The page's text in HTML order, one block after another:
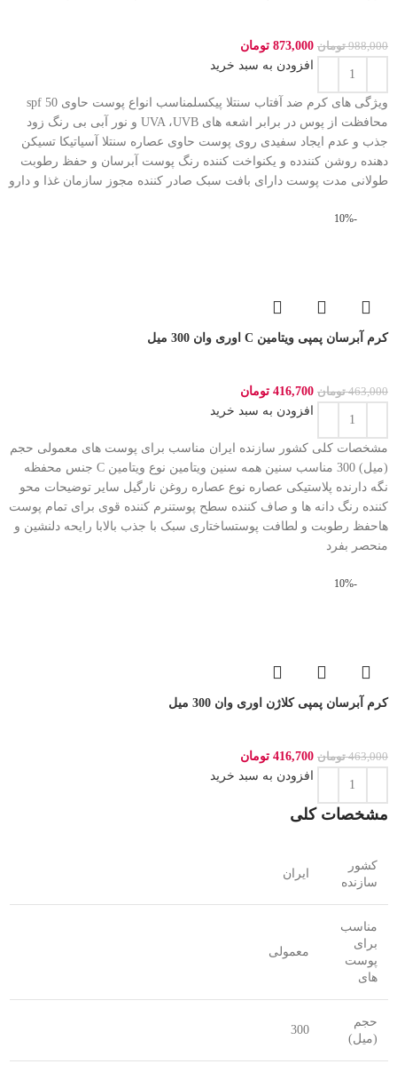
988,000 تومان 873,000 تومان
افزودن به سبد خرید
ویژگی های کرم ضد آفتاب سنتلا پیکسلمناسب انواع پوست حاوی spf 50
محافظت از پوس در برابر اشعه های UVA ،UVB و نور آبی بی رنگ زود
جذب و عدم ایجاد سفیدی روی پوست حاوی عصاره سنتلا آسیاتیکا تسیکن
دهنده روشن کنندده و یکنواخت کننده رنگ پوست آبرسان و حفظ رطوبت
طولانی مدت پوست دارای بافت سبک صادر کننده مجوز سازمان غذا و دارو
-10%
کرم آبرسان پمپی ویتامین C اوری وان 300 میل
463,000 تومان 416,700 تومان
افزودن به سبد خرید
مشخصات کلی کشور سازنده ایران مناسب برای پوست های معمولی حجم
(میل) 300 مناسب سنین همه سنین ویتامین نوع ویتامین C جنس محفظه
نگه دارنده پلاستیکی عصاره نوع عصاره روغن نارگیل سایر توضیحات محو
کننده رنگ دانه ها و صاف کننده سطح پوستنرم کننده قوی برای تمام پوست
هاحفظ رطوبت و لطافت پوستساختاری سبک با جذب بالابا رایحه دلنشین و
منحصر بفرد
-10%
کرم آبرسان پمپی کلاژن اوری وان 300 میل
463,000 تومان 416,700 تومان
افزودن به سبد خرید
مشخصات کلی
کشور
سازنده
ایران
مناسب
برای
پوست
های
معمولی
حجم
(میل)
300